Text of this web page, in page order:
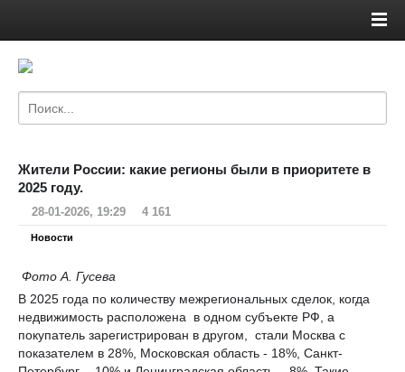
Жители России: какие регионы были в приоритете в
2025 году.
28-01-2026, 19:29 4 161
Новости
Фото А. Гусева
В 2025 года по количеству межрегиональных сделок, когда
недвижимость расположена в одном субъекте РФ, а
покупатель зарегистрирован в другом, стали Москва с
показателем в 28%, Московская область - 18%, Санкт-